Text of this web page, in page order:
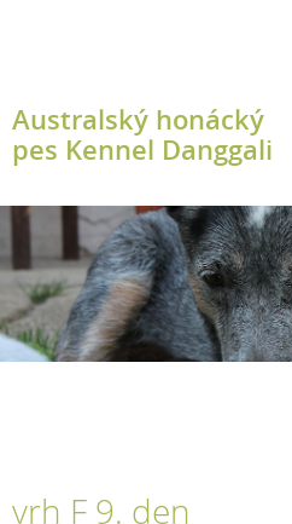
Australský honácký
pes Kennel Danggali
vrh F 9. den